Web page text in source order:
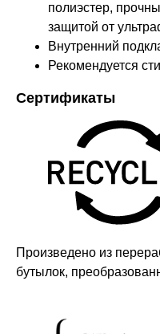
полиэстер,
защитой от
Внутренний
Рекомендуется
Сертификаты
Произведено из
бутылок,